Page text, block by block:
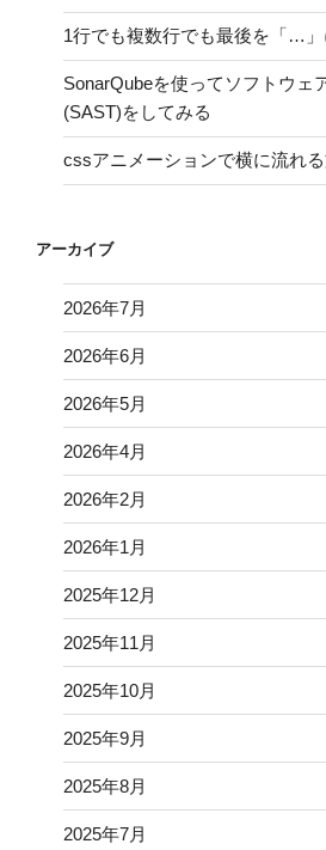
1行でも複数行でも最後を「…
SonarQubeを使ってソフトウェ
(SAST)をしてみる
cssアニメーションで横に流れ
アーカイブ
2026年7月
2026年6月
2026年5月
2026年4月
2026年2月
2026年1月
2025年12月
2025年11月
2025年10月
2025年9月
2025年8月
2025年7月